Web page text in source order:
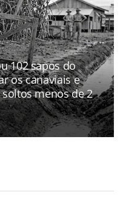
102 sapos do
os canaviais e
menos de 2